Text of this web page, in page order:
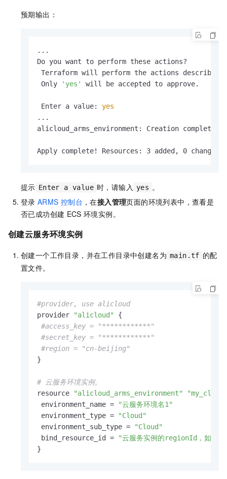
预期输出：
...
Do you want to perform these actions?
Terraform will perform the actions described
Only
'yes' will be accepted to approve.
Enter a value: yes
...
alicloud_arms_environment: Creation complete
Apply complete! Resources: 3 added, 0
提示 Enter a value 时，请输入 yes 。
登录 ARMS 控制台 ，在接入管理页面的环境列表中，查看是
否已成功创建 ECS 环境实例。
创建云服务环境实例
创建一个工作目录，并在工作目录中创建名为 main.tf 的配
置文件。
#provider, use alicloud
provider
"alicloud"
{
#access_key = "************"
#secret_key = "************"
#region = "cn-beijing"
}
# 云服务环境实例。
resource
"alicloud_arms_environment"
environment_name =
"云服务环境名1"
environment_type =
"Cloud"
environment_sub_type =
"Cloud"
bind_resource_id =
"云服务实例的regionId，如cn-
}